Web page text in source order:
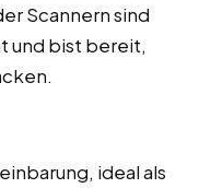
Scannern sind
und bist bereit,
ideal als